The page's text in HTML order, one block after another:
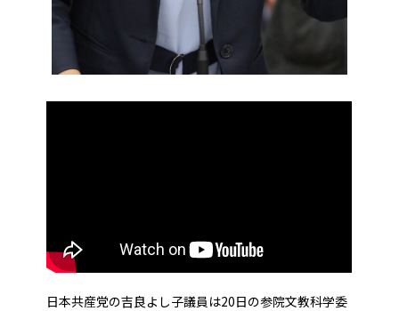
日本共産党の吉良よし子議員は20日の参院文教科学委